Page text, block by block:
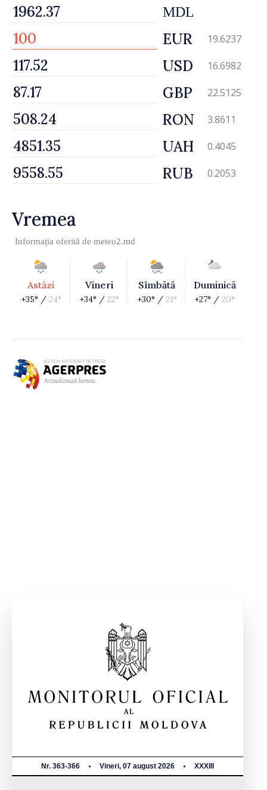
MDL
EUR 19.6237
USD 16.6982
GBP 22.5125
RON 3.8611
UAH 0.4045
RUB 0.2053
Vremea
Informația oferită de meteo2.md
Astăzi
+35° / 24°
Vineri
+34° / 22°
Sîmbătă
+30° / 21°
Duminică
+27° / 20°
Nr. 363-366 Vineri, 07 august 2026 XXXIII